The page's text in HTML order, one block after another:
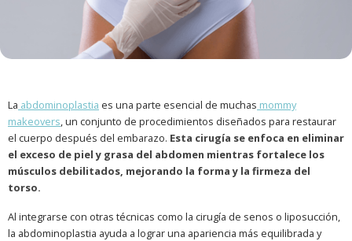
La abdominoplastia es una parte esencial de muchas mommy
makeovers, un conjunto de procedimientos diseñados para restaurar
el cuerpo después del embarazo. Esta cirugía se enfoca en eliminar
el exceso de piel y grasa del abdomen mientras fortalece los
músculos debilitados, mejorando la forma y la firmeza del
torso.
Al integrarse con otras técnicas como la cirugía de senos o liposucción,
la abdominoplastia ayuda a lograr una apariencia más equilibrada y